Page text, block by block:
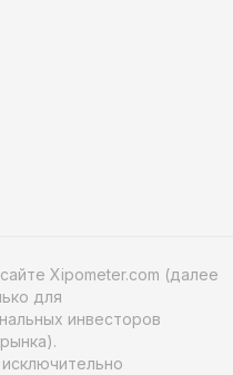
Xipometer.com (далее
для
инвесторов